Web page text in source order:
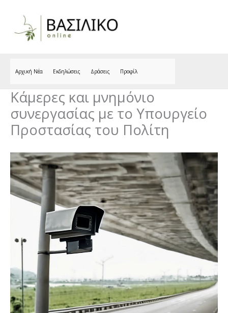
Αρχική Νέα Εκδηλώσεις Δράσεις Προφίλ
Κάμερες και μνημόνιο
συνεργασίας με το Υπουργείο
Προστασίας του Πολίτη